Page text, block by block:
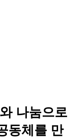
나눔으로
동체를 만